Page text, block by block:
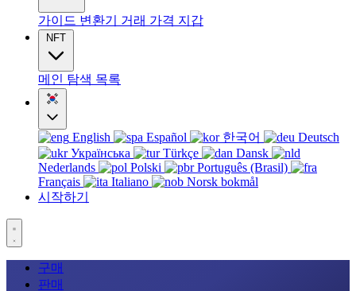
가이드 변환기 거래 가격 지갑
NFT
메인 탐색 목록
English Español 한국어
Deutsch
Українська
Türkçe
Dansk
Nederlands
Polski
Português (Brasil)
Français
Italiano
Norsk bokmål
시작하기
구매
판매